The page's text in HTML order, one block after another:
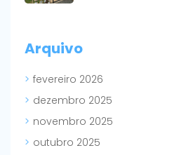
Arquivo
fevereiro 2026
dezembro 2025
novembro 2025
outubro 2025